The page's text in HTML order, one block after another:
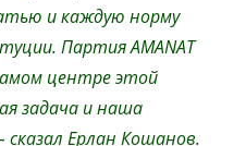
и каждую норму
Партия AMANAT
центре этой
задача и наша
сказал Ерлан Кошанов.